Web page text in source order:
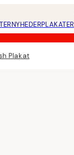
NYHEDERPLAKATER
Plakat